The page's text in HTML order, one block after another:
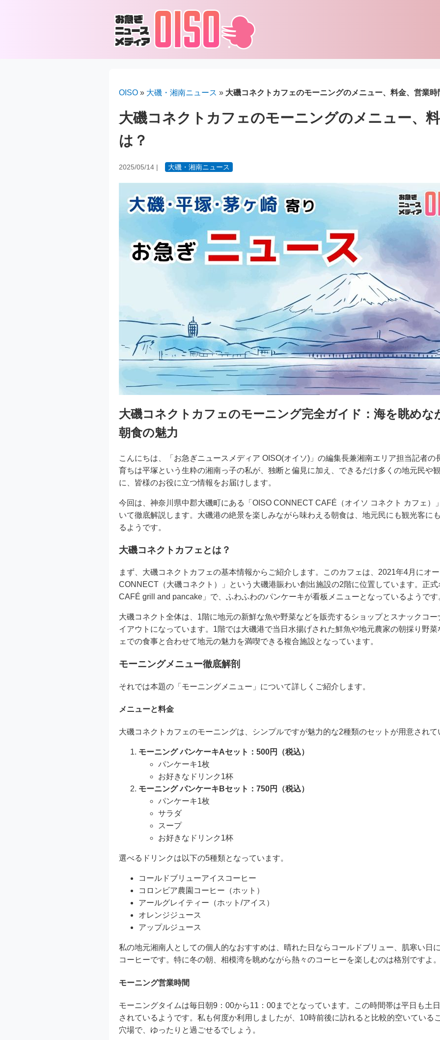
OISO » 大磯・湘南ニュース » 大磯コネクトカフェのモーニングのメニュー、料金、営業時
大磯コネクトカフェのモーニングのメニュー、
は？
2025/05/14 | 大磯・湘南ニュース
大磯コネクトカフェのモーニング完全ガイド：海を眺めな
朝食の魅力
こんにちは、「お急ぎニュースメディア OISO(オイソ)」の編集長兼湘南エリア担当記者の
育ちは平塚という生粋の湘南っ子の私が、独断と偏見に加え、できるだけ多くの地元民や
に、皆様のお役に立つ情報をお届けします。
今回は、神奈川県中郡大磯町にある「OISO CONNECT CAFÉ（オイソ コネクト カフェ）
いて徹底解説します。大磯港の絶景を楽しみながら味わえる朝食は、地元民にも観光客に
るようです。
大磯コネクトカフェとは？
まず、大磯コネクトカフェの基本情報からご紹介します。このカフェは、2021年4月にオ
CONNECT（大磯コネクト）」という大磯港賑わい創出施設の2階に位置しています。正
CAFÉ grill and pancake」で、ふわふわのパンケーキが看板メニューとなっているようです
大磯コネクト全体は、1階に地元の新鮮な魚や野菜などを販売するショップとスナックコ
イアウトになっています。1階では大磯港で当日水揚げされた鮮魚や地元農家の朝採り野
ェでの食事と合わせて地元の魅力を満喫できる複合施設となっています。
モーニングメニュー徹底解剖
それでは本題の「モーニングメニュー」について詳しくご紹介します。
メニューと料金
大磯コネクトカフェのモーニングは、シンプルですが魅力的な2種類のセットが用意されて
モーニング パンケーキAセット：500円（税込）
パンケーキ1枚
お好きなドリンク1杯
モーニング パンケーキBセット：750円（税込）
パンケーキ1枚
サラダ
スープ
お好きなドリンク1杯
選べるドリンクは以下の5種類となっています。
コールドブリューアイスコーヒー
コロンビア農園コーヒー（ホット）
アールグレイティー（ホット/アイス）
オレンジジュース
アップルジュース
私の地元湘南人としての個人的なおすすめは、晴れた日ならコールドブリュー、肌寒い日
コーヒーです。特に冬の朝、相模湾を眺めながら熱々のコーヒーを楽しむのは格別ですよ
モーニング営業時間
モーニングタイムは毎日朝9：00から11：00までとなっています。この時間帯は平日も土
されているようです。私も何度か利用しましたが、10時前後に訪れると比較的空いている
穴場で、ゆったりと過ごせるでしょう。